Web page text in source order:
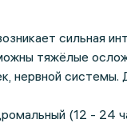
сильная
тяжёлые
нервной
(12 - 24